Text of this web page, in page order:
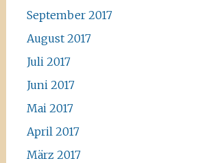
September 2017
August 2017
Juli 2017
Juni 2017
Mai 2017
April 2017
März 2017